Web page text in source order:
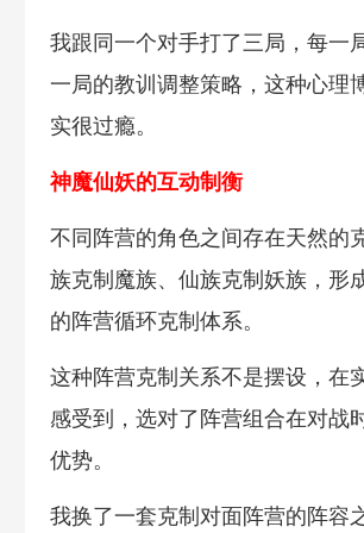
我跟同一个对手打了三局，每一
一局的教训调整策略，这种心理
实很过瘾。
神魔仙妖的互动制衡
不同阵营的角色之间存在天然的
族克制魔族、仙族克制妖族，形
的阵营循环克制体系。
这种阵营克制关系不是摆设，在
感受到，选对了阵营组合在对战
优势。
我换了一套克制对面阵营的阵容